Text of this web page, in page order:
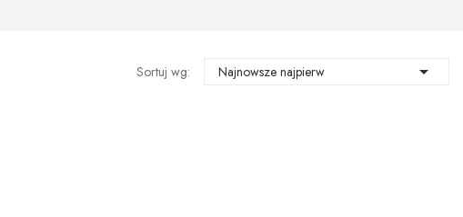
Sortuj wg: Najnowsze najpierw 